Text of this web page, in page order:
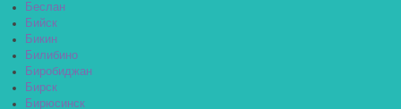
Беслан
Бийск
Бикин
Билибино
Биробиджан
Бирск
Бирюсинск